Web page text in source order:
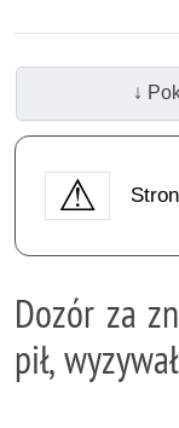
↓
Dozór za
pił,